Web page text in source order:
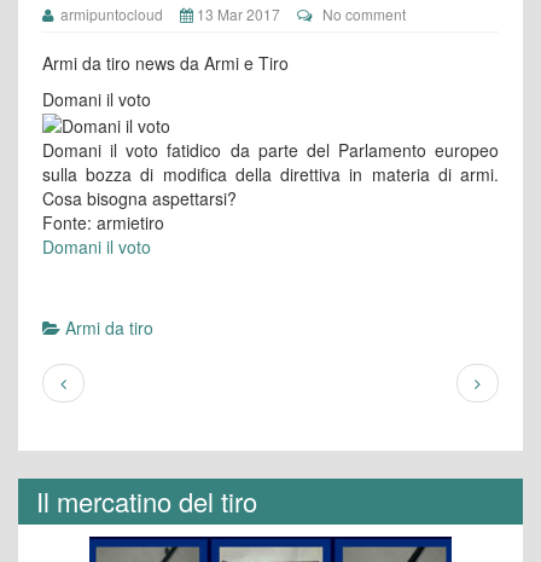
armipuntocloud 13 Mar 2017 No comment
Armi da tiro news da Armi e Tiro
Domani il voto
Domani il voto fatidico da parte del Parlamento europeo
sulla bozza di modifica della direttiva in materia di armi.
Cosa bisogna aspettarsi?
Fonte: armietiro
Domani il voto
Armi da tiro
Il mercatino del tiro